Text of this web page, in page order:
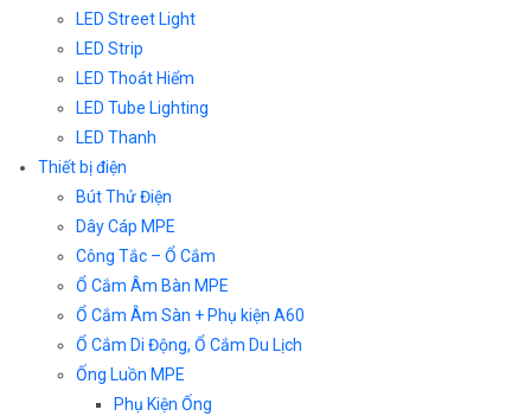
LED Street Light
LED Strip
LED Thoát Hiểm
LED Tube Lighting
LED Thanh
Thiết bị điện
Bút Thử Điện
Dây Cáp MPE
Công Tắc – Ổ Cắm
Ổ Cắm Âm Bàn MPE
Ổ Cắm Âm Sàn + Phụ kiện A60
Ổ Cắm Di Động, Ổ Cắm Du Lịch
Ống Luồn MPE
Phụ Kiện Ống